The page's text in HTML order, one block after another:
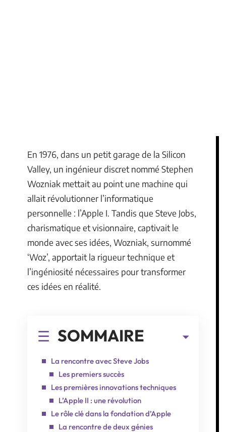
En 1976, dans un petit garage de la Silicon
Valley, un ingénieur discret nommé Stephen
Wozniak mettait au point une machine qui
allait révolutionner l’informatique
personnelle : l’Apple I. Tandis que Steve Jobs,
charismatique et visionnaire, captivait le
monde avec ses idées, Wozniak, surnommé
‘Woz’, apportait la rigueur technique et
l’ingéniosité nécessaires pour transformer
ces idées en réalité.
SOMMAIRE
La rencontre avec Steve Jobs
Les premiers succès
Les premières innovations techniques
L’Apple II : une révolution
Le rôle clé dans la fondation d’Apple
La rencontre de deux génies